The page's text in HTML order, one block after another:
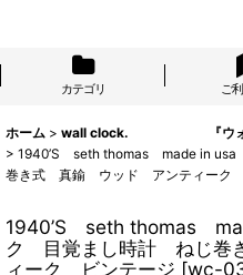
カテゴリ ご
ホーム > wall clock. 『ウォー
> 1940’S seth thomas made in
巻き式 真鍮 ウッド アンティーク
1940’S seth thomas
ク 目覚まし時計 ねじ
ィーク ビンテージ [wc-